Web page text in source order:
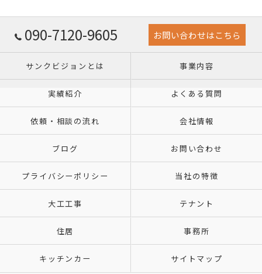
090-7120-9605 お問い合わせはこちら
サンクビジョンとは 事業内容
実績紹介 よくある質問
依頼・相談の流れ 会社情報
ブログ お問い合わせ
プライバシーポリシー 当社の特徴
大工工事 テナント
住居 事務所
キッチンカー サイトマップ